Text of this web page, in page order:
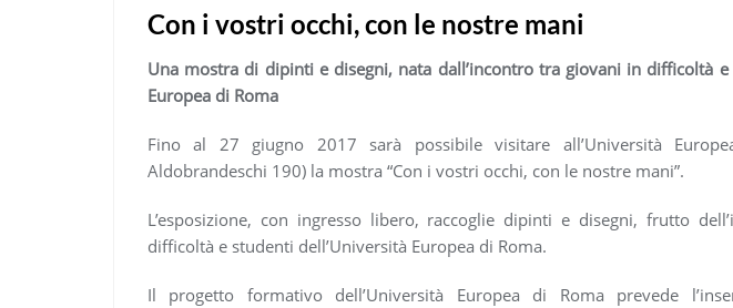
Con i vostri occhi, con le nostre mani
Una mostra di dipinti e disegni, nata dall’incontro tra giovani in difficoltà e
Europea di Roma
Fino al 27 giugno 2017 sarà possibile visitare all’Università
Aldobrandeschi 190) la mostra “Con i vostri occhi, con le nostre mani”.
L’esposizione, con ingresso libero, raccoglie dipinti e disegni, frutto
difficoltà e studenti dell’Università Europea di Roma.
Il progetto formativo dell’Università Europea di Roma prevede